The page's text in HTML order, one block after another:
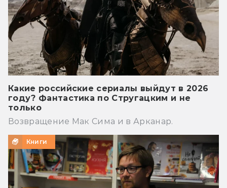
Какие российские сериалы выйдут в 2026
году? Фантастика по Стругацким и не
только
Возвращение Мак Сима и в Арканар.
Книги